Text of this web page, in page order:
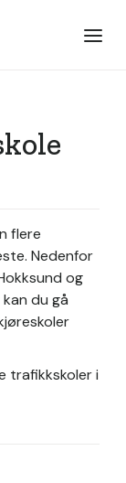
flere
Nedenfor
og
du gå
trafikkskoler i